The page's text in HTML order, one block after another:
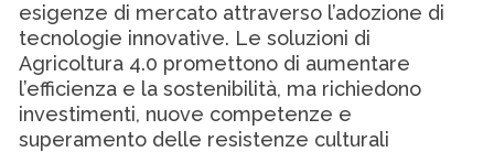
esigenze di mercato attraverso l’adozione di
tecnologie innovative. Le soluzioni di
Agricoltura 4.0 promettono di aumentare
l’efficienza e la sostenibilità, ma richiedono
investimenti, nuove competenze e
superamento delle resistenze culturali